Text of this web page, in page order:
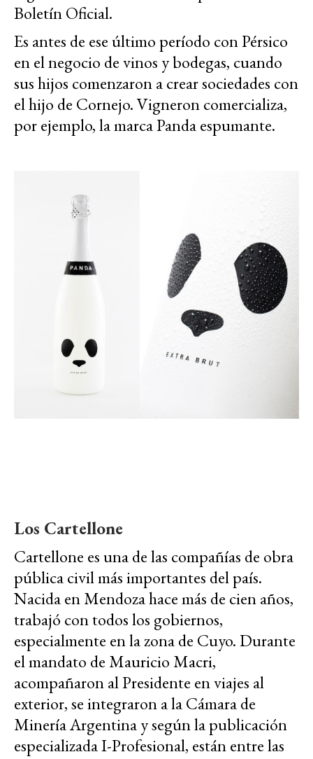
Boletín Oficial.
Es antes de ese último período con Pérsico
en el negocio de vinos y bodegas, cuando
sus hijos comenzaron a crear sociedades con
el hijo de Cornejo. Vigneron comercializa,
por ejemplo, la marca Panda espumante.
Los Cartellone
Cartellone es una de las compañías de obra
pública civil más importantes del país.
Nacida en Mendoza hace más de cien años,
trabajó con todos los gobiernos,
especialmente en la zona de Cuyo. Durante
el mandato de Mauricio Macri,
acompañaron al Presidente en viajes al
exterior, se integraron a la Cámara de
Minería Argentina y según la publicación
especializada I-Profesional, están entre las